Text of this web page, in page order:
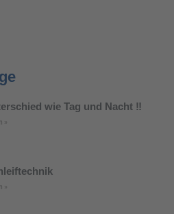
wie Tag und Nacht ‼️